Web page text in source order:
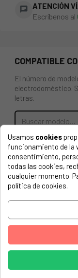
chat ATENCIÓN
Escríbenos al
COMPATIBLE
El número de
electrodoméstico.
letras.
GOMA DE
WHIRLPOOL
C00311191
AMANA, 730 BQ
AMANA, 730 BQ
AMANA, 730
AMANA, 730 WT
BAUKNECHT,
BAUKNECHT,
Usamos cookies
funcionamiento de la
consentimiento,
todas las cookies,
cualquier momento.
política de cookies.